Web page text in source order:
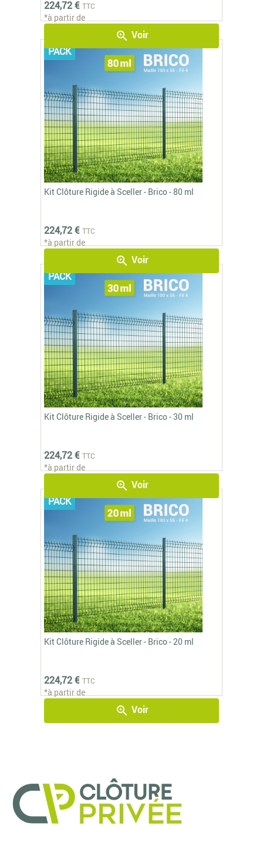
224,72 € TTC
*à partir de
zoom_in Voir
Kit Clôture Rigide à Sceller - Brico - 80 ml
224,72 € TTC
*à partir de
zoom_in Voir
PACK
Kit Clôture Rigide à Sceller - Brico - 30 ml
224,72 € TTC
*à partir de
zoom_in Voir
PACK
Kit Clôture Rigide à Sceller - Brico - 20 ml
224,72 € TTC
*à partir de
zoom_in Voir
PACK